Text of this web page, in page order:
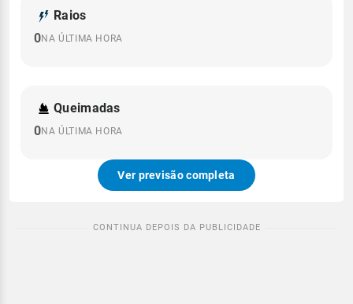
Raios
0NA ÚLTIMA HORA
Queimadas
0NA ÚLTIMA HORA
Ver previsão completa